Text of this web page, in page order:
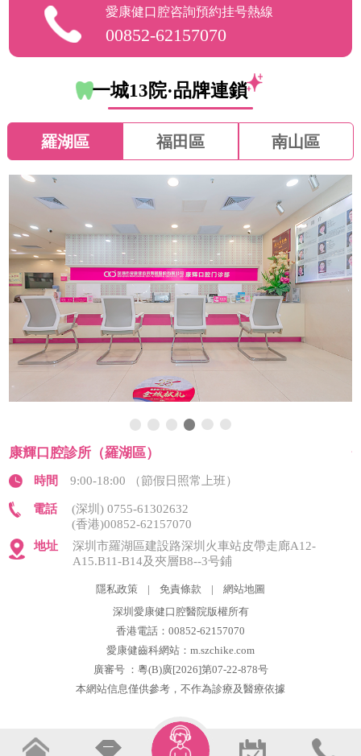
愛康健口腔咨詢預約挂号熱線
00852-62157070
一城13院·品牌連鎖
羅湖區 福田區 南山區
康輝口腔診所（羅湖區）
時間 9:00-18:00 （節假日照常上班）
電話
(深圳) 0755-61302632
(香港)00852-62157070
地址
深圳市羅湖區建設路深圳火車站皮帶走廊A12-
A15.B11-B14及夾層B8--3号鋪
隱私政策 | 免責條款 | 網站地圖
深圳愛康健口腔醫院版權所有
香港電話：00852-62157070
愛康健齒科網站：m.szchike.com
廣審号 ：粵(B)廣[2026]第07-22-878号
本網站信息僅供參考，不作為診療及醫療依據